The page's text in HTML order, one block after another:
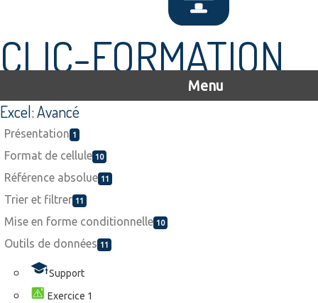
CLIC-FORMATION
Menu
Excel: Avancé
Présentation 1
Format de cellule 10
Référence absolue 11
Trier et filtrer 11
Mise en forme conditionnelle 10
Outils de données 11
Support
Exercice 1